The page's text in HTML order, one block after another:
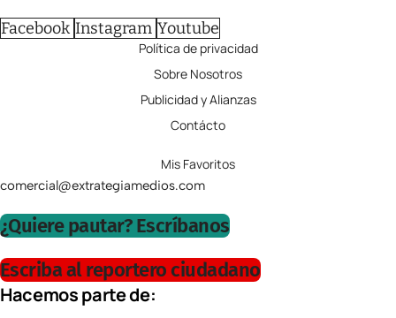
Facebook Instagram Youtube
Política de privacidad
Sobre Nosotros
Publicidad y Alianzas
Contácto
Mis Favoritos
comercial@extrategiamedios.com
¿Quiere pautar? Escríbanos
Escriba al reportero ciudadano
Hacemos parte de: